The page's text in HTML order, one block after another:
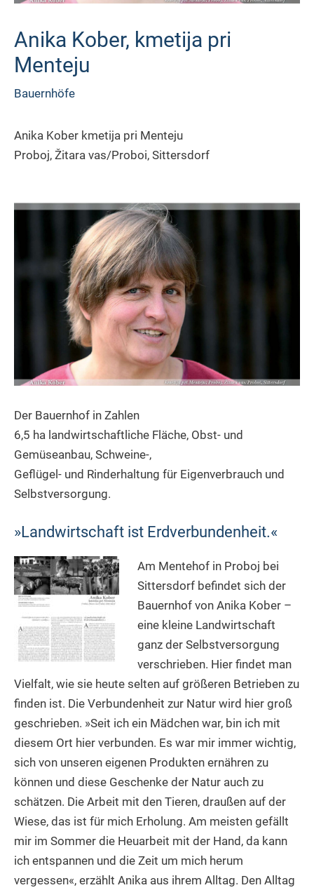
Anika Kober, kmetija pri
Menteju
Bauernhöfe
Anika Kober kmetija pri Menteju
Proboj, Žitara vas/Proboi, Sittersdorf
Der Bauernhof in Zahlen
6,5 ha landwirtschaftliche Fläche, Obst- und
Gemüseanbau, Schweine-,
Geflügel- und Rinderhaltung für Eigenverbrauch und
Selbstversorgung.
»Landwirtschaft ist Erdverbundenheit.«
Am Mentehof in Proboj bei
Sittersdorf befindet sich der
Bauernhof von Anika Kober –
eine kleine Landwirtschaft
ganz der Selbstversorgung
verschrieben. Hier findet man
Vielfalt, wie sie heute selten auf größeren Betrieben zu
finden ist. Die Verbundenheit zur Natur wird hier groß
geschrieben. »Seit ich ein Mädchen war, bin ich mit
diesem Ort hier verbunden. Es war mir immer wichtig,
sich von unseren eigenen Produkten ernähren zu
können und diese Geschenke der Natur auch zu
schätzen. Die Arbeit mit den Tieren, draußen auf der
Wiese, das ist für mich Erholung. Am meisten gefällt
mir im Sommer die Heuarbeit mit der Hand, da kann
ich entspannen und die Zeit um mich herum
vergessen«, erzählt Anika aus ihrem Alltag. Den Alltag